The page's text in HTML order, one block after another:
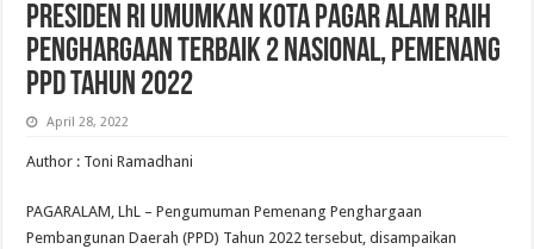
Presiden RI Umumkan Kota Pagar Alam Raih
Penghargaan Terbaik 2 Nasional, Pemenang
PPD Tahun 2022
April 28, 2022
Author : Toni Ramadhani
PAGARALAM, LhL – Pengumuman Pemenang Penghargaan
Pembangunan Daerah (PPD) Tahun 2022 tersebut, disampaikan